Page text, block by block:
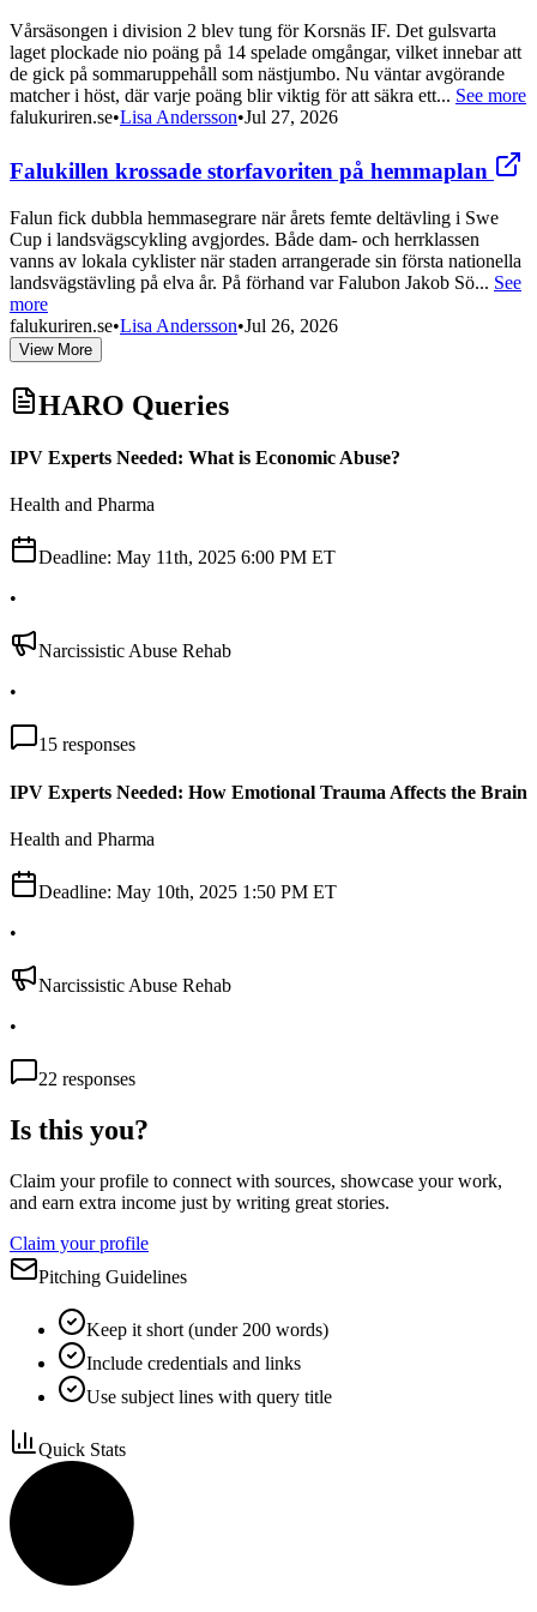
Vårsäsongen i division 2 blev tung för Korsnäs IF. Det gulsvarta
laget plockade nio poäng på 14 spelade omgångar, vilket innebar att
de gick på sommaruppehåll som nästjumbo. Nu väntar avgörande
matcher i höst, där varje poäng blir viktig för att säkra ett... See more
falukuriren.se•Lisa Andersson•Jul 27, 2026
Falukillen krossade storfavoriten på hemmaplan
Falun fick dubbla hemmasegrare när årets femte deltävling i Swe
Cup i landsvägscykling avgjordes. Både dam- och herrklassen
vanns av lokala cyklister när staden arrangerade sin första nationella
landsvägstävling på elva år. På förhand var Falubon Jakob Sö... See
more
falukuriren.se•Lisa Andersson•Jul 26, 2026
View More
HARO Queries
IPV Experts Needed: What is Economic Abuse?
Health and Pharma
Deadline: May 11th, 2025 6:00 PM ET
•
Narcissistic Abuse Rehab
•
15 responses
IPV Experts Needed: How Emotional Trauma Affects the Brain
Health and Pharma
Deadline: May 10th, 2025 1:50 PM ET
•
Narcissistic Abuse Rehab
•
22 responses
Is this you?
Claim your profile to connect with sources, showcase your work,
and earn extra income just by writing great stories.
Claim your profile
Pitching Guidelines
Keep it short (under 200 words)
Include credentials and links
Use subject lines with query title
Quick Stats